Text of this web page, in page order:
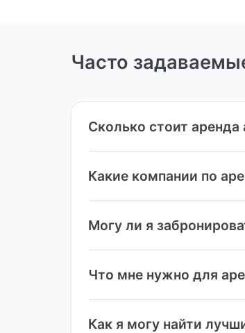
Часто
Сколько стоит
Какие компании по
Могу ли я
Что мне нужно для
Как я могу найти